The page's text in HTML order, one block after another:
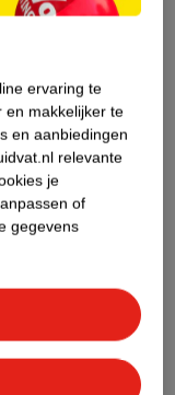
geen Nature
ervaring te
en makkelijker te
en aanbiedingen
relevante
je
of
gegevens